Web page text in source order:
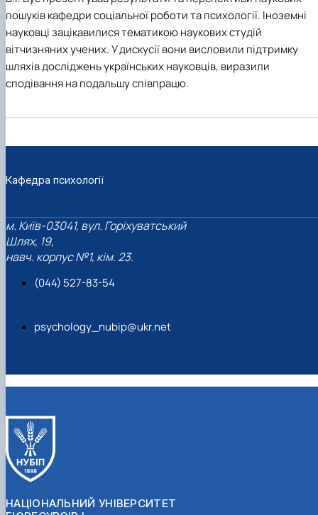
пошуків кафедри соціальної роботи та психології. Іноземні
науковці зацікавилися тематикою наукових студій
вітчизняних учених. У дискусії вони висловили підтримку
шляхів досліджень українських науковців, виразили
сподівання на подальшу співпрацю.
Кафедра психології
м. Київ-03041, вул. Горіхуватський
Шлях, 19,
навч. корпус №1, кім. 23.
(044) 527-83-54
psychology_nubip@ukr.net
НАЦІОНАЛЬНИЙ УНІВЕРСИТЕТ